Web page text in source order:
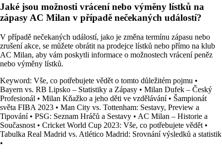
Jaké jsou možnosti vrácení nebo výměny lístků na
zápasy AC Milan v případě nečekaných událostí?
V případě nečekaných událostí, jako je změna termínu zápasu nebo
zrušení akce, se můžete obrátit na prodejce lístků nebo přímo na klub
AC Milan, aby vám poskytli informace o možnostech vrácení peněz
nebo výměny lístků.
Keyword: Vše, co potřebujete vědět o tomto důležitém pojmu •
Bayern vs. RB Lipsko – Statistiky a Zápasy • Milan Dufek – Český
Profesionál • Milan Kňažko a jeho děti ve vzdělávání• Šampionát
světa FIBA 2023 • Man City vs. Tottenham: Sestavy, Preview a
Tipování• PSG: Seznam Hráčů a Sestavy • AC Milan – Historie a
Současnost • Cricket World Cup 2023: Vše, co potřebujete vědět •
Tabulka Real Madrid vs. Atlético Madrid: Srovnání výsledků a statistik
•